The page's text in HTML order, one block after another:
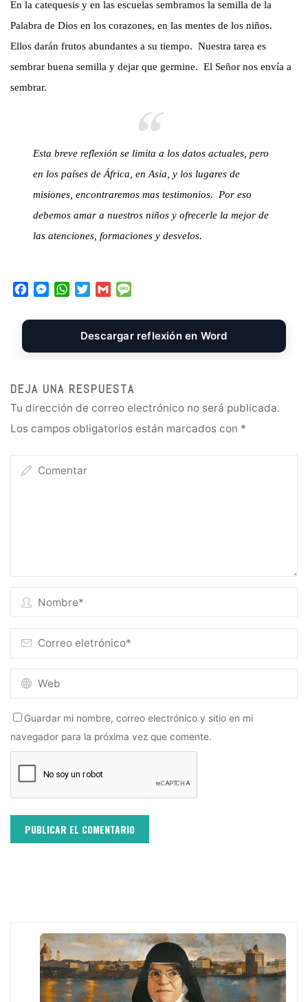
En la catequesis y en las escuelas sembramos la semilla de la
Palabra de Dios en los corazones, en las mentes de los niños.
Ellos darán frutos abundantes a su tiempo. Nuestra tarea es
sembrar buena semilla y dejar que germine. El Señor nos envía a
sembrar.
Esta breve reflexión se limita a los datos actuales, pero
en los países de África, en Asia, y los lugares de
misiones, encontraremos mas testimonios. Por eso
debemos amar a nuestros niños y ofrecerle la mejor de
las atenciones, formaciones y desvelos.
c
b
k
M
s
e
e
r
W
a
s
p
i
t
t
G
a
i
l
s
s
a
Descargar reflexión en Word
DEJA UNA RESPUESTA
Tu dirección de correo electrónico no será publicada.
Los campos obligatorios están marcados con *
Guardar mi nombre, correo electrónico y sitio en mi
navegador para la próxima vez que comente.